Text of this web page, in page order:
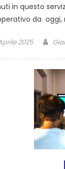
in questo
da oggi,
2025